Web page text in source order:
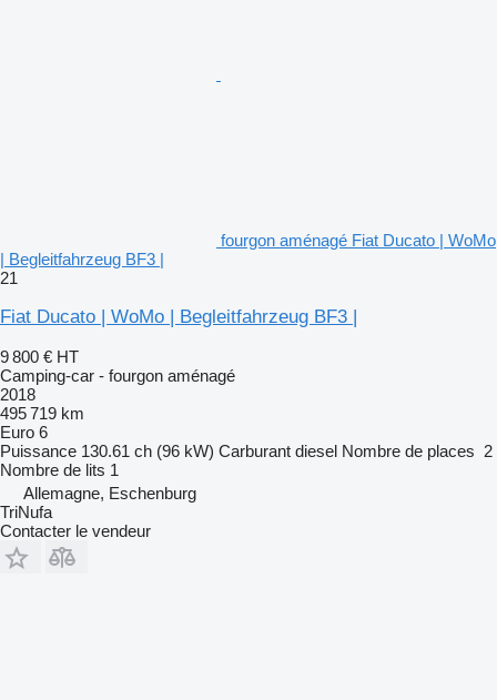
fourgon aménagé Fiat Ducato | WoMo
| Begleitfahrzeug BF3 |
21
Fiat Ducato | WoMo | Begleitfahrzeug BF3 |
9 800 € HT
Camping-car - fourgon aménagé
2018
495 719 km
Euro 6
Puissance 130.61 ch (96 kW) Carburant diesel Nombre de places 2
Nombre de lits 1
Allemagne, Eschenburg
TriNufa
Contacter le vendeur